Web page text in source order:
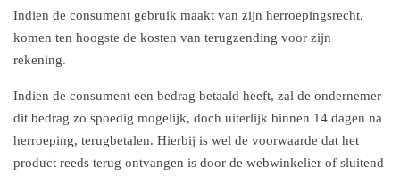
Indien de consument gebruik maakt van zijn herroepingsrecht,
komen ten hoogste de kosten van terugzending voor zijn
rekening.
Indien de consument een bedrag betaald heeft, zal de ondernemer
dit bedrag zo spoedig mogelijk, doch uiterlijk binnen 14 dagen na
herroeping, terugbetalen. Hierbij is wel de voorwaarde dat het
product reeds terug ontvangen is door de webwinkelier of sluitend